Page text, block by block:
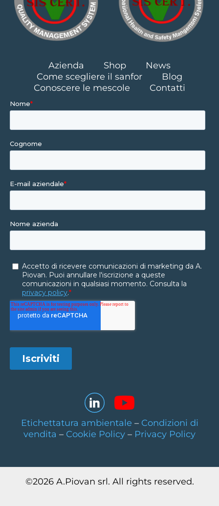
Azienda Shop
News
Come scegliere il sanfor
Blog
Conoscere le mescole
Contatti
Etichettatura ambientale – Condizioni di
vendita – Cookie Policy – Privacy Policy
©2026A.Piovan srl. All rights reserved.